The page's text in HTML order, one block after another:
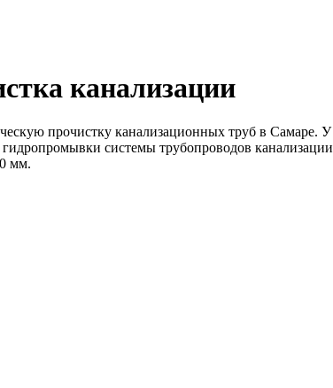
канализации
прочистку канализационных труб в Самаре.
системы трубопроводов
мм.